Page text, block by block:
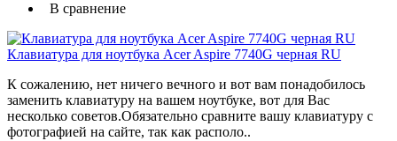
В сравнение
Клавиатура для ноутбука Acer Aspire 7740G черная RU
К сожалению, нет ничего вечного и вот вам понадобилось
заменить клавиатуру на вашем ноутбуке, вот для Вас
несколько советов.Обязательно сравните вашу клавиатуру с
фотографией на сайте, так как располо..